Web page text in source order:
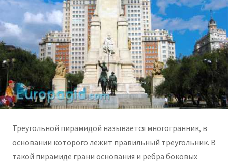
Треугольной пирамидой называется многогранник, в
основании которого лежит правильный треугольник. В
такой пирамиде грани основания и ребра боковых